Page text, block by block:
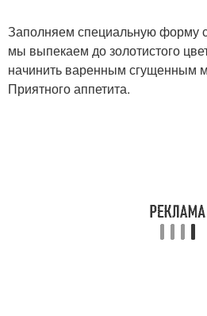
Заполняем специальную форму
мы выпекаем до золотистого
начинить варенным сгущенным
Приятного аппетита.